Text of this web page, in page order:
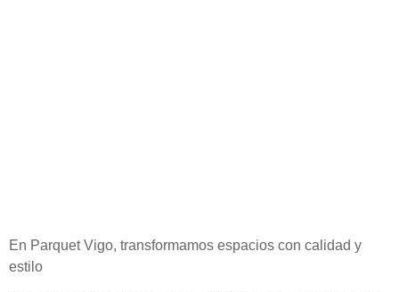
En Parquet Vigo, transformamos espacios con calidad y
estilo